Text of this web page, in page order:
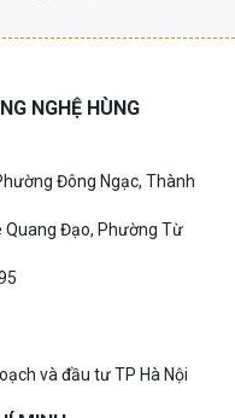
NGHỆ HÙNG
Đông Ngạc, Thành
Quang Đạo, Phường Từ
và đầu tư TP Hà Nội